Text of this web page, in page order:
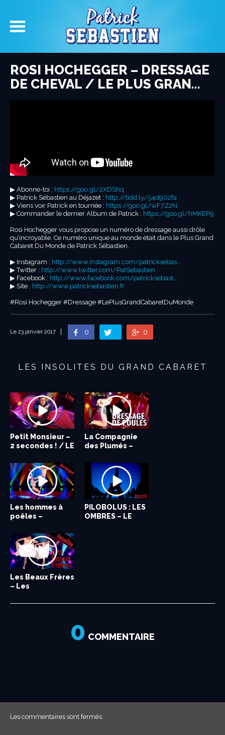
ROSI HOCHEGGER – DRESSAGE
DE CHEVAL / LE PLUS GRAN…
▶︎ Abonne-toi : https://goo.gl/2XDShq
▶︎ Patrick Sébastien au Déjazet : http://tidd.ly/54d902fa
▶︎ Viens voir Patrick en tournée : https://goo.gl/wF7Z2N
▶︎ Commander le dernier Album de Patrick : https://goo.gl/hMKEP9
Rosi Hochegger vous propose un numéro de dressage aussi drôle
qu’incroyable. Ce numéro unique au monde était dans le Plus Grand
Cabaret Du Monde de Patrick Sébastien.
▶︎ Instagram : http://www.instagram.com/patricksebas…
▶︎ Twitter : http://www.twitter.com/PatSebastien
▶︎ Facebook : http://www.facebook.com/patricksebast…
▶︎ Site : http://www.patricksebastien.fr
#Rosi Hochegger #Dressage #LePlusGrandCabaretDuMonde
Le 23 janvier 2017 0 0
LES INSOLITES DU GRAND CABARET
Petit Monsieur –
2 secondes ! / LE
La Compagnie
des Plumés –
Les hommes à
poêles –
PILOBOLUS : LES
OMBRES – LE
Les Beaux Frères
– Les
0 COMMENTAIRE
Les commentaires sont fermés.